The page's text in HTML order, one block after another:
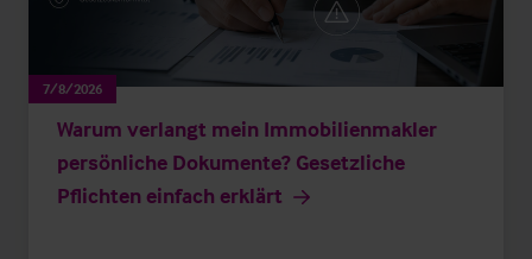
7/8/2026
Warum verlangt mein Immobilienmakler
persönliche Dokumente? Gesetzliche
Pflichten einfach erklärt